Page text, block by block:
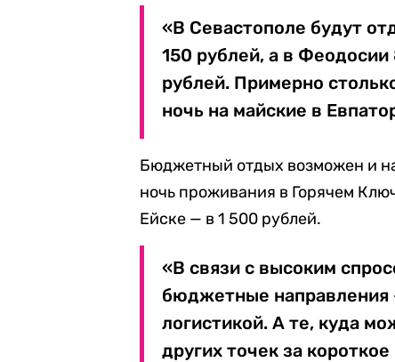
«В Севастополе будут
150 рублей, а в
рублей. Примерно
ночь на майские в
Бюджетный отдых возможен и
ночь проживания в Горячем
Ейске — в 1 500 рублей.
«В связи с высоким
бюджетные направления
логистикой. А те, куда
других точек за